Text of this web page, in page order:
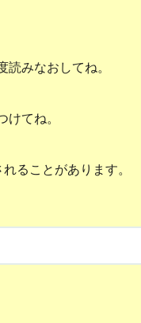
みなおしてね。
てね。
ることがあります。